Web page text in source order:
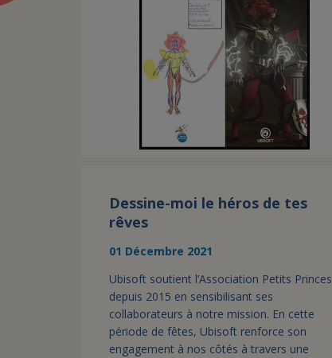
Dessine-moi le héros de tes
rêves
01 Décembre 2021
Ubisoft soutient l’Association Petits Princes
depuis 2015 en sensibilisant ses
collaborateurs à notre mission. En cette
période de fêtes, Ubisoft renforce son
engagement à nos côtés à travers une